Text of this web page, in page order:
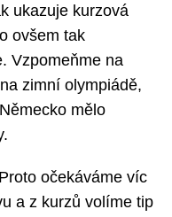
ukazuje kurzová
ovšem tak
Vzpomeňme na
zimní olympiádě,
mělo
očekáváme víc
a z kurzů volíme tip